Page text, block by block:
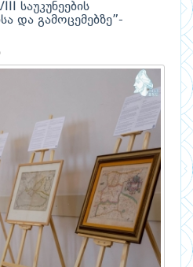
საუკუნეების
და გამოცემებზე”-